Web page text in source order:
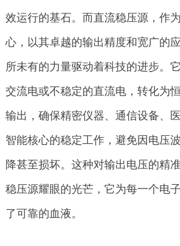
效运行的基石。而直流稳压源，作
心，以其卓越的输出精度和宽广的
所未有的力量驱动着科技的进步。
交流电或不稳定的直流电，转化为
输出，确保精密仪器、通信设备、
智能核心的稳定工作，避免因电压
降甚至损坏。这种对输出电压的精
稳压源耀眼的光芒，它为每一个电
了可靠的血液。